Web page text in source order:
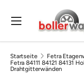
Direkt zum Inhalt
Suchen
Menü
Startseite
Fetra
Fetra 84111 84121 84131
Drahtgitterwänden